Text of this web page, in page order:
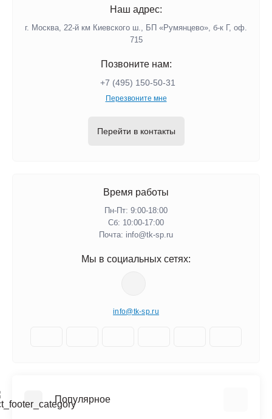
Наш адрес:
г. Москва, 22-й км Киевского ш., БП «Румянцево», б-к Г, оф.
715
Позвоните нам:
+7 (495) 150-50-31
Перезвоните мне
Перейти в контакты
Время работы
Пн-Пт: 9:00-18:00
Сб: 10:00-17:00
Почта: info@tk-sp.ru
Мы в социальных сетях:
info@tk-sp.ru
Популярное